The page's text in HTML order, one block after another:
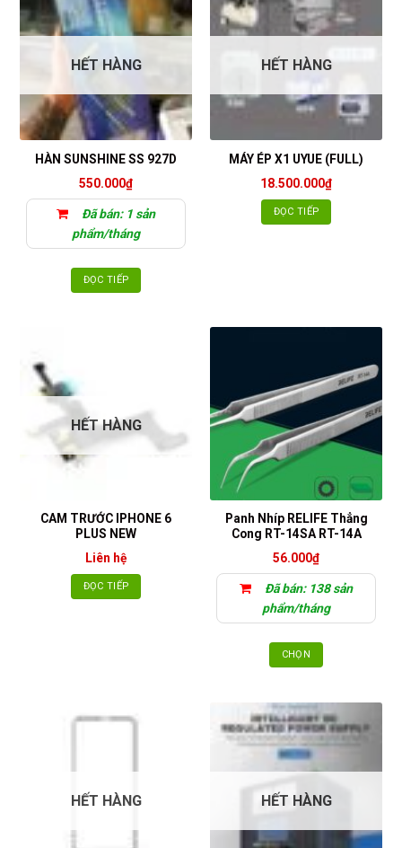
HẾT HÀNG
HÀN SUNSHINE SS 927D
550.000₫
Đã bán: 1 sản
phẩm/tháng
ĐỌC TIẾP
HẾT HÀNG
MÁY ÉP X1 UYUE (FULL)
18.500.000₫
ĐỌC TIẾP
HẾT HÀNG
CAM TRƯỚC IPHONE 6
PLUS NEW
Liên hệ
ĐỌC TIẾP
Panh Nhíp RELIFE Thẳng
Cong RT-14SA RT-14A
56.000₫
Đã bán: 138 sản
phẩm/tháng
CHỌN
này
có
nhiều
biến
Các
HẾT HÀNG HẾT HÀNG